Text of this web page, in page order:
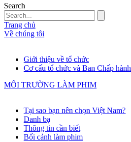
Search
Trang chủ
Về chúng tôi
Giới thiệu về tổ chức
Cơ cấu tổ chức và Ban Chấp hành
MÔI TRƯỜNG LÀM PHIM
Tại sao bạn nên chọn Việt Nam?
Danh bạ
Thông tin cần biết
Bối cảnh làm phim